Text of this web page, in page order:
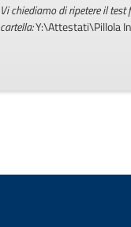
Vi chiediamo di ripetere il
cartella:Y:\Attestati\Pillola